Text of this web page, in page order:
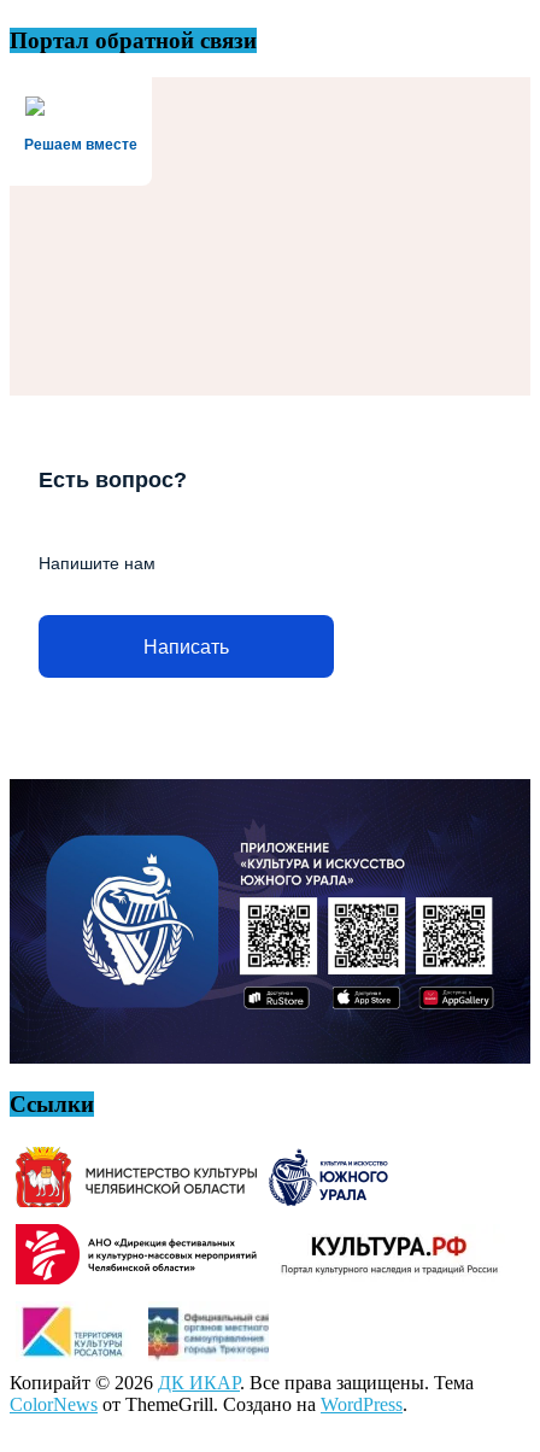
Портал обратной связи
Решаем вместе
Есть вопрос?
Напишите нам
Написать
Ссылки
Копирайт © 2026 ДК ИКАР. Все права защищены. Тема
ColorNews от ThemeGrill. Создано на WordPress.